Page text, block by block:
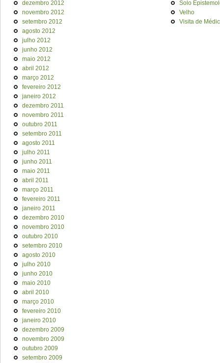
dezembro 2012
novembro 2012
setembro 2012
agosto 2012
julho 2012
junho 2012
maio 2012
abril 2012
março 2012
fevereiro 2012
janeiro 2012
dezembro 2011
novembro 2011
outubro 2011
setembro 2011
agosto 2011
julho 2011
junho 2011
maio 2011
abril 2011
março 2011
fevereiro 2011
janeiro 2011
dezembro 2010
novembro 2010
outubro 2010
setembro 2010
agosto 2010
julho 2010
junho 2010
maio 2010
abril 2010
março 2010
fevereiro 2010
janeiro 2010
dezembro 2009
novembro 2009
outubro 2009
setembro 2009
Solo
Velho
Visita de